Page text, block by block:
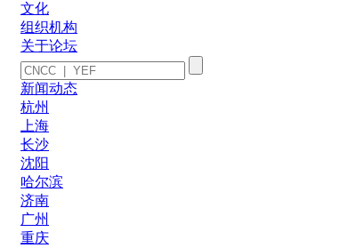
文化
组织机构
关于论坛
新闻动态
杭州
上海
长沙
沈阳
哈尔滨
济南
广州
重庆